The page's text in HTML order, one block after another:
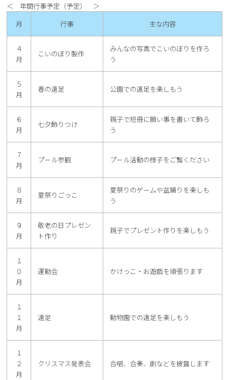
＜ 年間行事予定（予定） ＞
月
行事 主な内容
４
月
こいのぼり製作
みんなの写真でこいのぼりを作ろ
う
５
月
春の遠足 公園での遠足を楽しもう
６
月
七夕飾りつけ
親子で短冊に願い事を書いて飾ろ
う
７
月
プール参観 プール活動の様子をご覧ください
８
月
夏祭りごっこ
夏祭りのゲームや盆踊りを楽しも
う
９
月
敬老の日プレゼン
ト作り
親子でプレゼント作りを楽しもう
１
０
月
運動会 かけっこ・お遊戯を頑張ります
１
１
月
遠足 動物園での遠足を楽しもう
１
２
月
クリスマス発表会 合唱、合奏、劇などを披露します